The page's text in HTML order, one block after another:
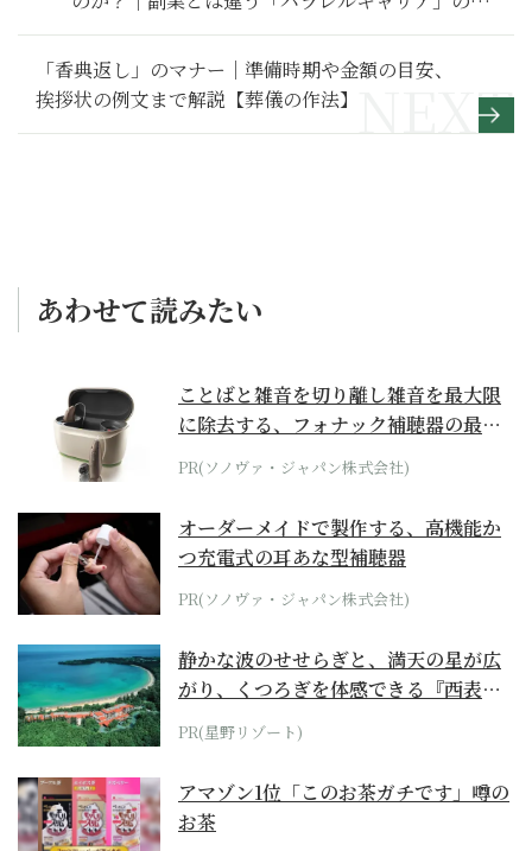
め方
「香典返し」のマナー｜準備時期や金額の目安、
挨拶状の例文まで解説【葬儀の作法】
あわせて読みたい
ことばと雑音を切り離し雑音を最大限
に除去する、フォナック補聴器の最上
位モデル
PR(ソノヴァ・ジャパン株式会社)
オーダーメイドで製作する、高機能か
つ充電式の耳あな型補聴器
PR(ソノヴァ・ジャパン株式会社)
静かな波のせせらぎと、満天の星が広
がり、くつろぎを体感できる『西表島
ホテル by...
PR(星野リゾート)
アマゾン1位「このお茶ガチです」噂の
お茶